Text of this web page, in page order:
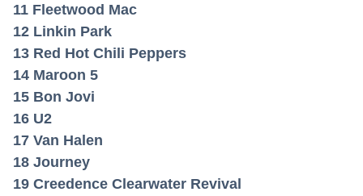
Powered by livedoor 相互RSS
11 Fleetwood Mac
12 Linkin Park
13 Red Hot Chili Peppers
14 Maroon 5
15 Bon Jovi
16 U2
17 Van Halen
18 Journey
19 Creedence Clearwater Revival